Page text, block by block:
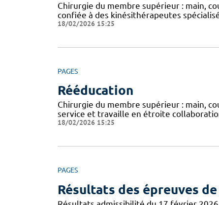
Chirurgie du membre supérieur : main,
confiée à des kinésithérapeutes
18/02/2026 15:25
PAGES
Rééducation
Chirurgie du membre supérieur : main,
service et travaille en étroite
18/02/2026 15:25
PAGES
Résultats des épreuves